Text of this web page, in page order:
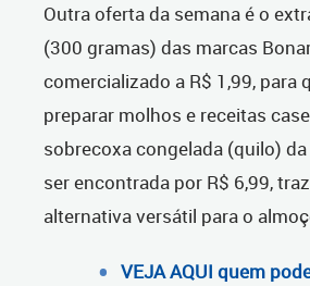
Outra oferta da semana é o
(300 gramas) das marcas
comercializado a R$ 1,99, para
preparar molhos e receitas
sobrecoxa congelada (quilo)
ser encontrada por R$ 6,99,
alternativa versátil para o
VEJA AQUI quem